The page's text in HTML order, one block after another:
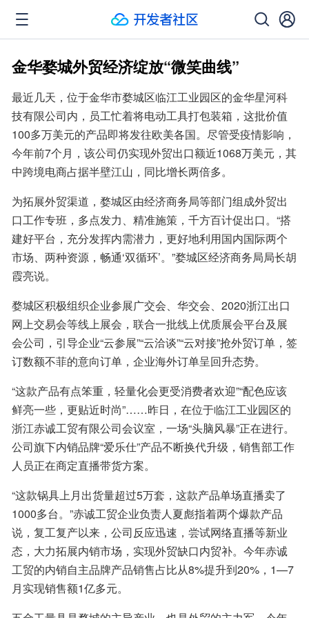
金华婺城外贸经济绽放“微笑曲线”
最近几天，位于金华市婺城区临江工业园区的金华星河科
技有限公司内，员工忙着将电动工具打包装箱，这批价值
100多万美元的产品即将发往欧美各国。尽管受疫情影响，
今年前7个月，该公司仍实现外贸出口额近1068万美元，其
中跨境电商占据半壁江山，同比增长两倍多。
为拓展外贸渠道，婺城区由经济商务局等部门组成外贸出
口工作专班，多点发力、精准施策，千方百计促出口。“搭
建好平台，充分发挥内需潜力，更好地利用国内国际两个
市场、两种资源，畅通‘双循环’。”婺城区经济商务局局长胡
霞亮说。
婺城区积极组织企业参展广交会、华交会、2020浙江出口
网上交易会等线上展会，联合一批线上优质展会平台及展
会公司，引导企业“云参展”“云洽谈”“云对接”抢外贸订单，签
订数额不菲的意向订单，企业海外订单呈回升态势。
“这款产品有点笨重，轻量化会更受消费者欢迎”“配色应该
鲜亮一些，更贴近时尚”……昨日，在位于临江工业园区的
浙江赤诚工贸有限公司会议室，一场“头脑风暴”正在进行。
公司旗下内销品牌“爱乐仕”产品不断换代升级，销售部工作
人员正在商定直播带货方案。
“这款锅具上月出货量超过5万套，这款产品单场直播卖了
1000多台。”赤诚工贸企业负责人夏彪指着两个爆款产品
说，复工复产以来，公司反应迅速，尝试网络直播等新业
态，大力拓展内销市场，实现外贸缺口内贸补。今年赤诚
工贸的内销自主品牌产品销售占比从8%提升到20%，1—7
月实现销售额1亿多元。